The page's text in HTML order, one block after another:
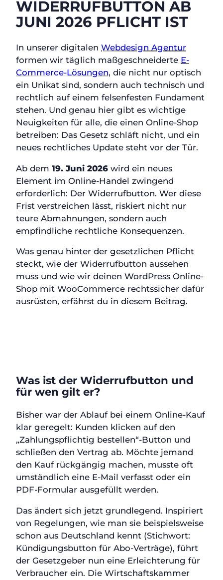
WIDERRUFBUTTON AB
JUNI 2026 PFLICHT IST
In unserer digitalen Webdesign Agentur
formen wir täglich maßgeschneiderte E-
Commerce-Lösungen, die nicht nur optisch
ein Unikat sind, sondern auch technisch und
rechtlich auf einem felsenfesten Fundament
stehen. Und genau hier gibt es wichtige
Neuigkeiten für alle, die einen Online-Shop
betreiben: Das Gesetz schläft nicht, und ein
neues rechtliches Update steht vor der Tür.
Ab dem 19. Juni 2026 wird ein neues
Element im Online-Handel zwingend
erforderlich: Der Widerrufbutton. Wer diese
Frist verstreichen lässt, riskiert nicht nur
teure Abmahnungen, sondern auch
empfindliche rechtliche Konsequenzen.
Was genau hinter der gesetzlichen Pflicht
steckt, wie der Widerrufbutton aussehen
muss und wie wir deinen WordPress Online-
Shop mit WooCommerce rechtssicher dafür
ausrüsten, erfährst du in diesem Beitrag.
Was ist der Widerrufbutton und
für wen gilt er?
Bisher war der Ablauf bei einem Online-Kauf
klar geregelt: Kunden klicken auf den
„Zahlungspflichtig bestellen“-Button und
schließen den Vertrag ab. Möchte jemand
den Kauf rückgängig machen, musste oft
umständlich eine E-Mail verfasst oder ein
PDF-Formular ausgefüllt werden.
Das ändert sich jetzt grundlegend. Inspiriert
von Regelungen, wie man sie beispielsweise
schon aus Deutschland kennt (Stichwort:
Kündigungsbutton für Abo-Verträge), führt
der Gesetzgeber nun eine Erleichterung für
Verbraucher ein. Die Wirtschaftskammer